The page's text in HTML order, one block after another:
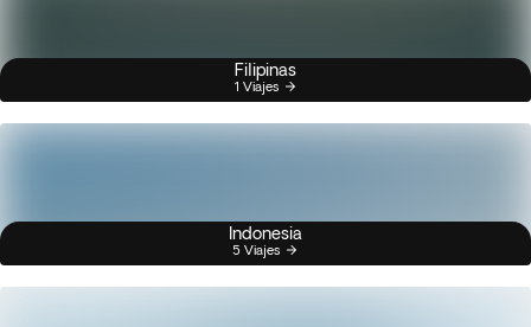
Filipinas
1 Viajes
Indonesia
5 Viajes